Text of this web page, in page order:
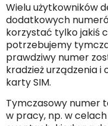
Wielu użytkowników
dodatkowych
korzystać tylko jakiś
potrzebujemy
prawdziwy numer
kradzież urządzenia
karty SIM.
Tymczasowy numer
w pracy, np. w